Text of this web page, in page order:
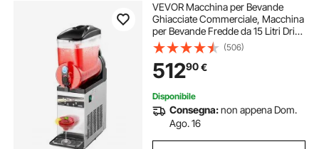
VEVOR Macchina per Bevande
Ghiacciate Commerciale, Macchina
per Bevande Fredde da 15 Litri Drink
Frullati Margarita in Acciaio Inox,
Frullatore per Slush per Feste
Ristoranti, Caffetterie, Bar
(506)
51290€
Disponibile
Consegna:non appena Dom.
Ago. 16